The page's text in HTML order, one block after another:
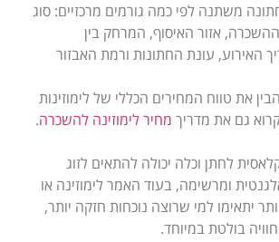
משתנה לפי כמה גורמים מרכזיים: סוג
אזור האיסוף, המרחק בין
האירוע, עונת החתונות ורמת האבזור
את טווח המחירים הכללי של לימוזינות
גם את מדריך מחיר לימוזינה להשכרה.
לחתן וכלה יכולה להתאים לזוג
ומרשימה, בעוד האמר לימוזינה או
יתאימו למי שרוצה נוכחות חזקה יותר,
בולטת במיוחד.